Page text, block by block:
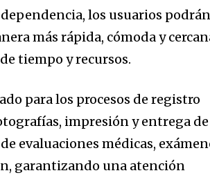
los usuarios
más rápida, cómoda y
tiempo y recursos.
para los procesos de registro
impresión y entrega de
evaluaciones médicas,
garantizando una atención